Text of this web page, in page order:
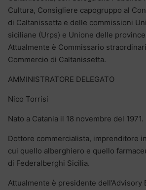
Cultura, Consigliere capogruppo al
di Caltanissetta e delle commissioni
siciliane (Urps) e Unione delle
Attualmente è Commissario
Commercio di Caltanissetta.
AMMINISTRATORE DELEGATO
Nico Torrisi
Nato a Catania il 18 novembre del 1971.
Dottore commercialista, imprenditore
cui quello alberghiero e quello
di Federalberghi Sicilia.
Attualmente è presidente dell’Advisory